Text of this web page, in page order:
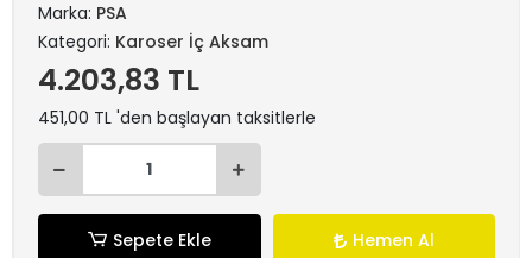
Marka: PSA
Kategori: Karoser İç Aksam
4.203,83 TL
451,00 TL 'den başlayan taksitlerle
Sepete Ekle Hemen Al